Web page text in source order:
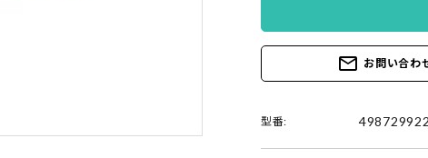
mail_outline お問い合わ
型番: